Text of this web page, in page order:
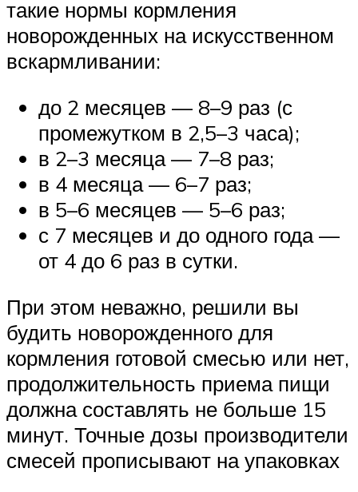
такие нормы кормления
новорожденных на искусственном
вскармливании:
до 2 месяцев — 8–9 раз (с
промежутком в 2,5–3 часа);
в 2–3 месяца — 7–8 раз;
в 4 месяца — 6–7 раз;
в 5–6 месяцев — 5–6 раз;
с 7 месяцев и до одного года —
от 4 до 6 раз в сутки.
При этом неважно, решили вы
будить новорожденного для
кормления готовой смесью или нет,
продолжительность приема пищи
должна составлять не больше 15
минут. Точные дозы производители
смесей прописывают на упаковках